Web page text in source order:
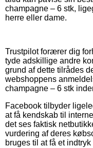
champagne – 6 stk,
herre eller dame.
Trustpilot forærer dig
tyde adskillige andre
grund af dette tilrådes
webshoppens
champagne – 6 stk
Facebook tilbyder
at få kendskab til
det ses faktisk
vurdering af deres
bruges til at få et